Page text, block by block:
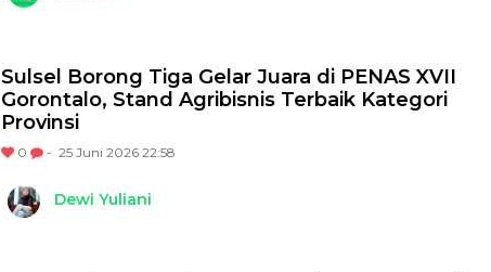
Sulsel Borong Tiga Gelar Juara di PENAS XVII
Gorontalo, Stand Agribisnis Terbaik Kategori
Provinsi
0 - 25 Juni 2026 22:58
Dewi Yuliani